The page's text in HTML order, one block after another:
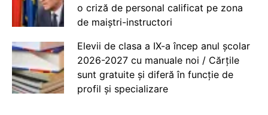
o criză de personal calificat pe zona
de maiștri-instructori
Elevii de clasa a IX-a încep anul școlar
2026-2027 cu manuale noi / Cărțile
sunt gratuite și diferă în funcție de
profil și specializare